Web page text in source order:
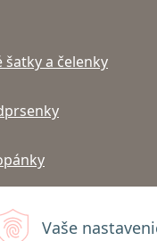
Vaše
a čelenky
čelovky, gumy na